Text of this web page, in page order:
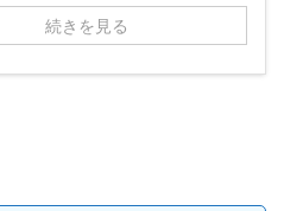
続きを見る